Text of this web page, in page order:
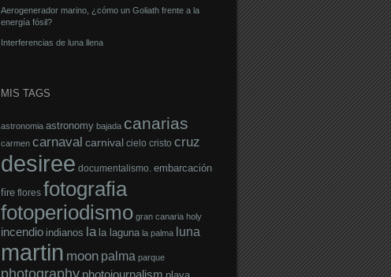
Aerogenerador marino, ¿cómo un Goliath frente a la
energía fósil?
Interferencias de luna llena
MIS TAGS
astronomia astronomy bajada canarias
carmen carnaval carnival cielo cristo cruz
desiree documentalismo. embarcación
fire flores fotografia
fotoperiodismo gran canaria holy
incendio indianos la la laguna la palma luna
martin moon palma parque
photography